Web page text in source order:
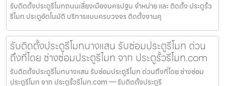
รับติดตั้งประตูรีโมทถนนเลี่ยงเมืองนครปฐม จำหน่าย และ ติดตั้ง ประตูรั้ว
รีโมท ประตูอัตโนมัติ บริการแบบครบวงจร ติดตั้งงานคุ
รับติดตั้งประตูรีโมทบางแสน รับซ่อมประตูรีโมท ด่วน
ถึงที่โดย ช่างซ่อมประตูรีโมท จาก ประตูรั้วรีโมท.com
รับติดตั้งประตูรีโมทบางแสน รับซ่อมประตูรีโมท ด่วนถึงที่โดย ช่างซ่อม
ประตูรีโมท จาก ประตูรั้วรีโมท.com — รับติดตั้งประตูรี